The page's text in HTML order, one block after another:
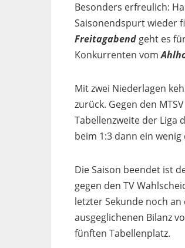
Besonders erfreulich:
Saisonendspurt wieder
Freitagabend geht es
Konkurrenten vom
Mit zwei Niederlagen
zurück. Gegen den
Tabellenzweite der Liga
beim 1:3 dann ein
Die Saison beendet ist
gegen den TV
letzter Sekunde noch
ausgeglichenen Bilanz
fünften Tabellenplatz.